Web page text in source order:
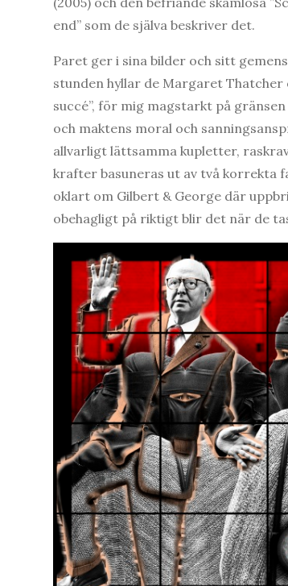
end” som de själva beskriver det.
Paret ger i sina bilder och sitt
stunden hyllar de Margaret
succé”, för mig magstarkt på
och maktens moral och
allvarligt lättsamma kupletter,
krafter basuneras ut av två korrekta
oklart om Gilbert & George där
obehagligt på riktigt blir det när de